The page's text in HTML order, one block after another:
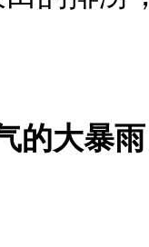
的大暴雨